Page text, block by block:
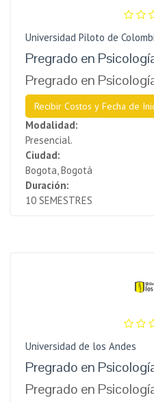
Universidad Piloto de
Pregrado en
Pregrado en
Recibir Costos y Fecha de
Modalidad:
Presencial.
Ciudad:
Bogota, Bogotá
Duración:
10 SEMESTRES
Universidad de los Andes
Pregrado en
Pregrado en